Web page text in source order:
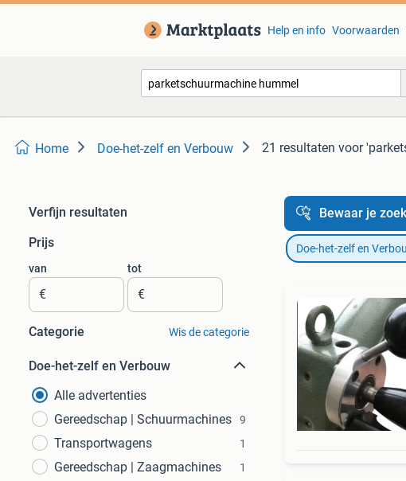
Help en info Voorwaarden
Home Doe-het-zelf en Verbouw 21 resultaten voor
Verfijn resultaten
Prijs
van
€
tot
€
Categorie Wis de categorie
Doe-het-zelf en Verbouw
Alle advertenties
Gereedschap | Schuurmachines
9
Transportwagens 1
Gereedschap | Zaagmachines 1
Bewaar je
Doe-het-zelf en